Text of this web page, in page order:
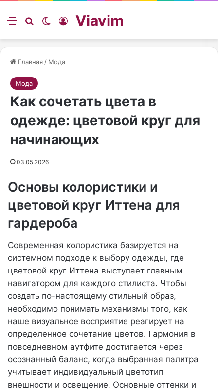
Меню ИскатьSwitch skin
Войти
Viavim
Главная / Мода
Мода
Как сочетать цвета в
одежде: цветовой круг для
начинающих
03.05.2026
Основы колористики и
цветовой круг Иттена для
гардероба
Современная колористика базируется на
системном подходе к выбору одежды, где
цветовой круг Иттена выступает главным
навигатором для каждого стилиста. Чтобы
создать по-настоящему стильный образ,
необходимо понимать механизмы того, как
наше визуальное восприятие реагирует на
определенное сочетание цветов. Гармония в
повседневном аутфите достигается через
осознанный баланс, когда выбранная палитра
учитывает индивидуальный цветотип
внешности и освещение. Основные оттенки и